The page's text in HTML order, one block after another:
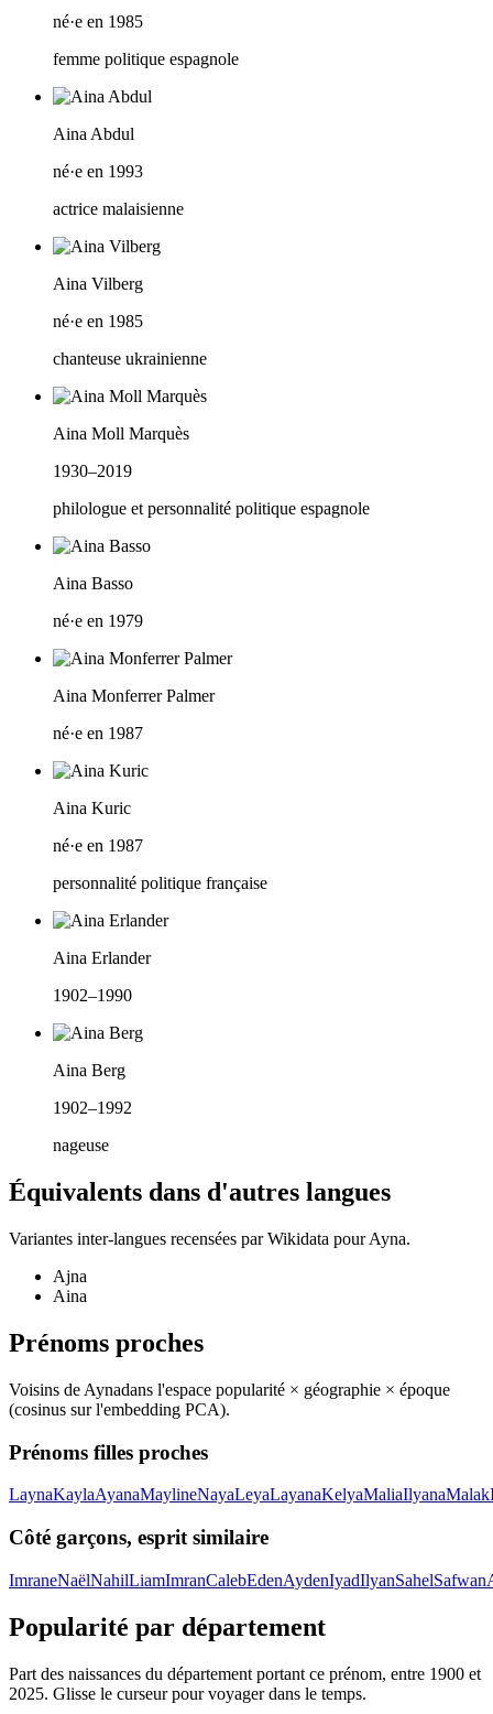
né·e en 1985
femme politique espagnole
Aina Abdul
né·e en 1993
actrice malaisienne
Aina Vilberg
né·e en 1985
chanteuse ukrainienne
Aina Moll Marquès
1930–2019
philologue et personnalité politique espagnole
Aina Basso
né·e en 1979
Aina Monferrer Palmer
né·e en 1987
Aina Kuric
né·e en 1987
personnalité politique française
Aina Erlander
1902–1990
Aina Berg
1902–1992
nageuse
Équivalents dans d'autres langues
Variantes inter-langues recensées par Wikidata pourAyna.
Ajna
Aina
Prénoms proches
Voisins de Aynadans l'espace popularité × géographie × époque
(cosinus sur l'embedding PCA).
Prénoms filles proches
LaynaKaylaAyanaMaylineNayaLeyaLayanaKelyaMaliaIlyanaMalak
Côté garçons, esprit similaire
ImraneNaëlNahilLiamImranCalebEdenAydenIyadIlyanSahelSafwan
Popularité par département
Part des naissances du département portant ce prénom, entre 1900 et
2025. Glisse le curseur pour voyager dans le temps.